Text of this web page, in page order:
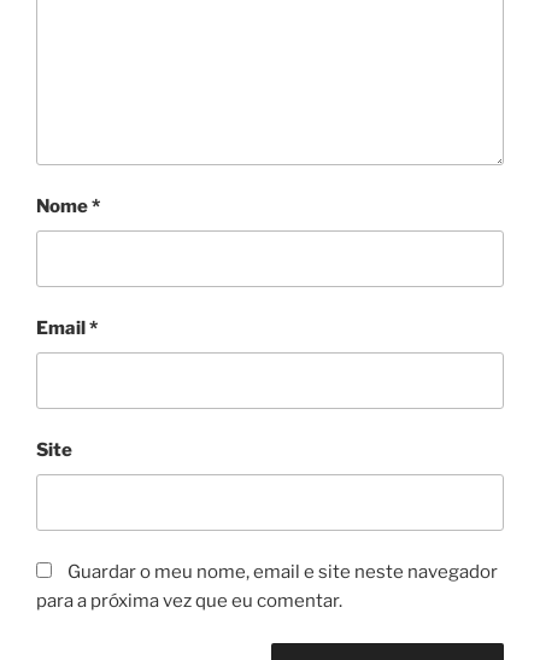
Nome*
Email *
Site
Guardar o meu nome, email e site neste navegador
para a próxima vez que eu comentar.